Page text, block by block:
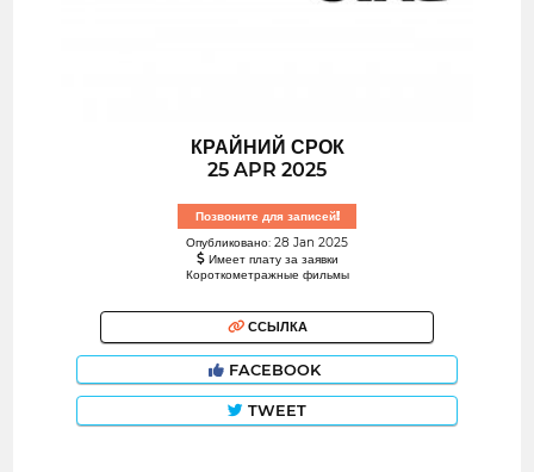
КРАЙНИЙ СРОК
25 APR 2025
Позвоните для записей!
Опубликовано: 28 Jan 2025
Имеет плату за заявки
Короткометражные фильмы
ССЫЛКА
FACEBOOK
TWEET